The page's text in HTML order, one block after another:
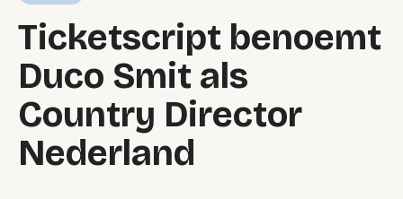
Ticketscript benoemt
Duco Smit als
Country Director
Nederland